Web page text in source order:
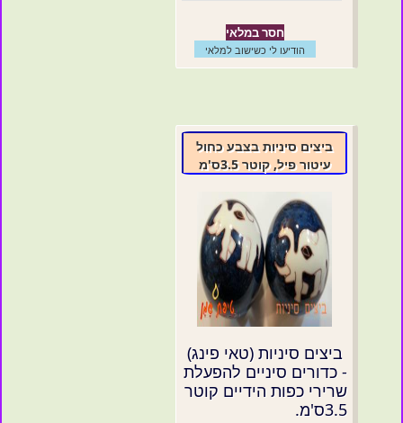
חסר במלאי
הודיעו לי כשישוב למלאי
ביצים סיניות בצבע כחול
עיטור פיל, קוטר 3.5ס'מ
ביצים סיניות (טאי פינג)
- כדורים סיניים להפעלת
שרירי כפות הידיים קוטר
3.5ס'מ.